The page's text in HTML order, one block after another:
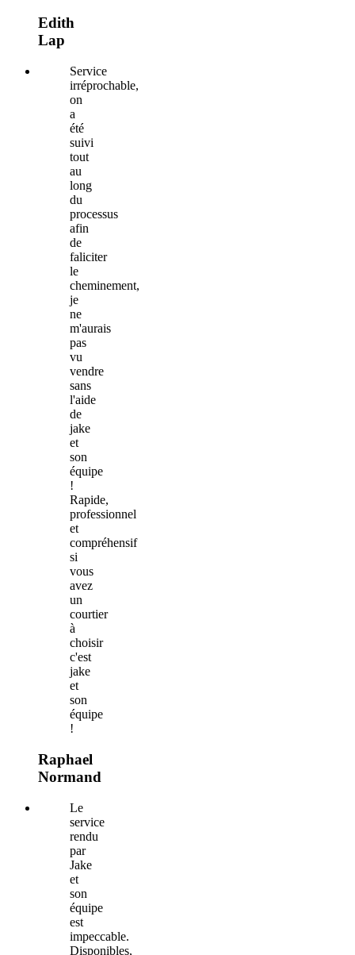
Edith
Lap
Service
irréprochable,
on
a
été
suivi
tout
au
long
du
processus
afin
de
faliciter
le
cheminement,
je
ne
m'aurais
pas
vu
vendre
sans
l'aide
de
jake
et
son
équipe
!
Rapide,
professionnel
et
compréhensif
si
vous
avez
un
courtier
à
choisir
c'est
jake
et
son
équipe
!
Raphael
Normand
Le
service
rendu
par
Jake
et
son
équipe
est
impeccable.
Disponibles,